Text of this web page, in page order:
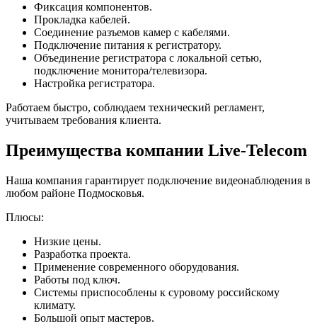
Фиксация компонентов.
Прокладка кабелей.
Соединение разъемов камер с кабелями.
Подключение питания к регистратору.
Объединение регистратора с локальной сетью,
подключение монитора/телевизора.
Настройка регистратора.
Работаем быстро, соблюдаем технический регламент,
учитываем требования клиента.
Преимущества компании Live-Telecom
Наша компания гарантирует подключение видеонаблюдения в
любом районе Подмосковья.
Плюсы:
Низкие цены.
Разработка проекта.
Применение современного оборудования.
Работы под ключ.
Системы приспособлены к суровому российскому
климату.
Большой опыт мастеров.